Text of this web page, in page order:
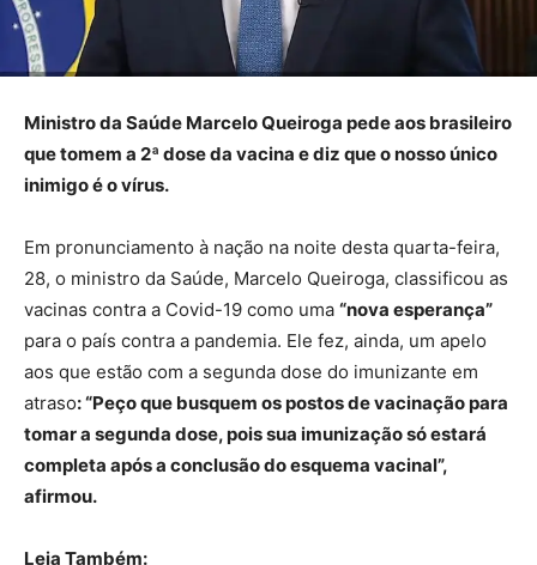
Ministro da Saúde Marcelo Queiroga pede aos brasileiro
que tomem a 2ª dose da vacina e diz que o nosso único
inimigo é o vírus.
Em pronunciamento à nação na noite desta quarta-feira,
28, o ministro da Saúde, Marcelo Queiroga, classificou as
vacinas contra a Covid-19 como uma “nova esperança”
para o país contra a pandemia. Ele fez, ainda, um apelo
aos que estão com a segunda dose do imunizante em
atraso: “Peço que busquem os postos de vacinação para
tomar a segunda dose, pois sua imunização só estará
completa após a conclusão do esquema vacinal”,
afirmou.
Leia Também: